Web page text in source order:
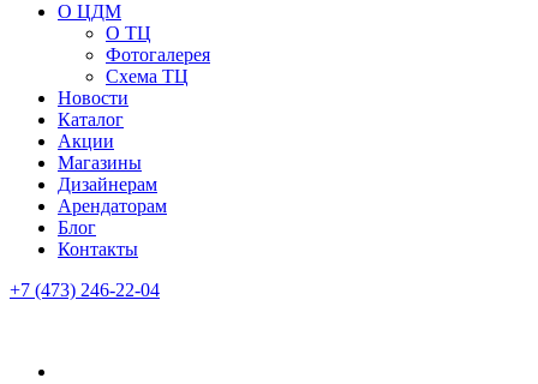
О ЦДМ
О ТЦ
Фотогалерея
Схема ТЦ
Новости
Каталог
Акции
Магазины
Дизайнерам
Арендаторам
Блог
Контакты
+7 (473) 246-22-04